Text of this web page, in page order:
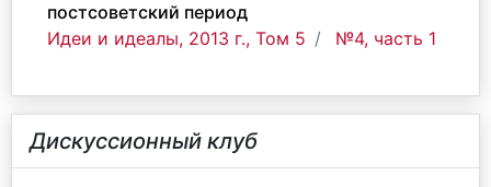
постсоветский период
Идеи и идеалы, 2013 г., Том 5
№4, часть 1
Дискуссионный клуб